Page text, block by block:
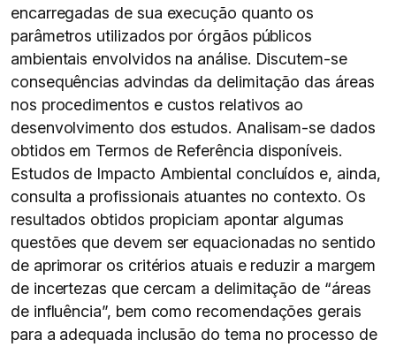
encarregadas de sua execução quanto os
parâmetros utilizados por órgãos públicos
ambientais envolvidos na análise. Discutem-se
consequências advindas da delimitação das áreas
nos procedimentos e custos relativos ao
desenvolvimento dos estudos. Analisam-se dados
obtidos em Termos de Referência disponíveis.
Estudos de Impacto Ambiental concluídos e, ainda,
consulta a profissionais atuantes no contexto. Os
resultados obtidos propiciam apontar algumas
questões que devem ser equacionadas no sentido
de aprimorar os critérios atuais e reduzir a margem
de incertezas que cercam a delimitação de “áreas
de influência”, bem como recomendações gerais
para a adequada inclusão do tema no processo de